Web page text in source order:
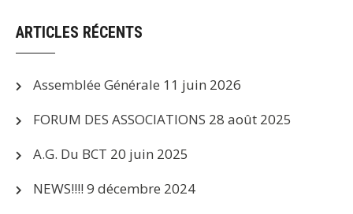
ARTICLES RÉCENTS
Assemblée Générale 11 juin 2026
FORUM DES ASSOCIATIONS 28 août 2025
A.G. Du BCT 20 juin 2025
NEWS!!!! 9 décembre 2024